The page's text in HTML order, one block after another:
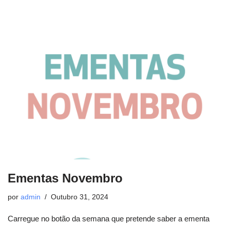
Ementas Novembro
por admin Outubro 31, 2024
Carregue no botão da semana que pretende saber a ementa